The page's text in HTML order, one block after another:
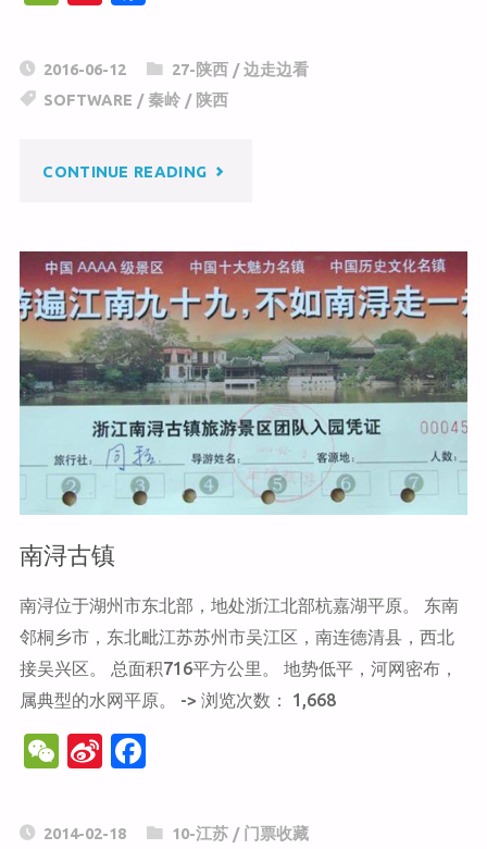
C
h
a
W
b
c
e
o
2016-06-12 27-陕西/边走边看
SOFTWARE /秦岭 / 陕西
CONTINUE READING"秦
考
察
路
线"
南浔古镇
南浔位于湖州市东北部，地处浙江北部杭嘉湖平原。 东南
邻桐乡市，东北毗江苏苏州市吴江区，南连德清县，西北
接吴兴区。 总面积716平方公里。 地势低平，河网密布，
属典型的水网平原。 -> 浏览次数： 1,668
W
C
Si
a
c
2014-02-18 10-江苏/ 门票收藏